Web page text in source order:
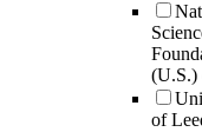
(U.S.)
of